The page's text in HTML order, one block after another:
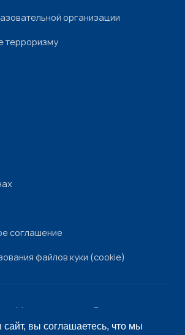
вы соглашаетесь, что мы
организации
терроризму
соглашение
файлов куки (cookie)
Минпросвещения России